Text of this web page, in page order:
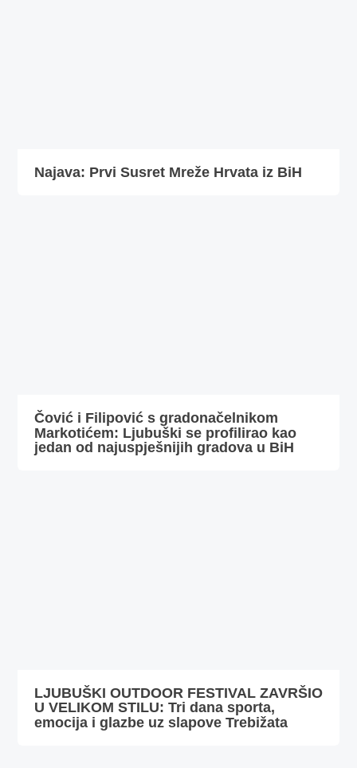
Najava: Prvi Susret Mreže Hrvata iz BiH
Čović i Filipović s gradonačelnikom
Markotićem: Ljubuški se profilirao kao
jedan od najuspješnijih gradova u BiH
LJUBUŠKI OUTDOOR FESTIVAL ZAVRŠIO
U VELIKOM STILU: Tri dana sporta,
emocija i glazbe uz slapove Trebižata